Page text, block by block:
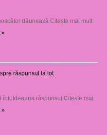
dăunează Citește mai mult
»
răspunsul la tot
întotdeauna răspunsul Citește mai
»